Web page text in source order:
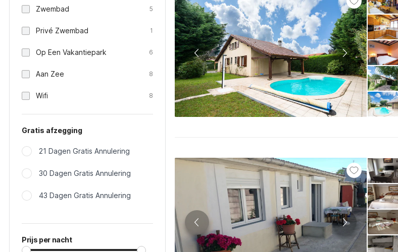
Zwembad 5
Privé Zwembad 1
Op Een Vakantiepark 6
Aan Zee 8
Wifi 8
Gratis afzegging
21 Dagen Gratis Annulering
30 Dagen Gratis Annulering
43 Dagen Gratis Annulering
Prijs per nacht